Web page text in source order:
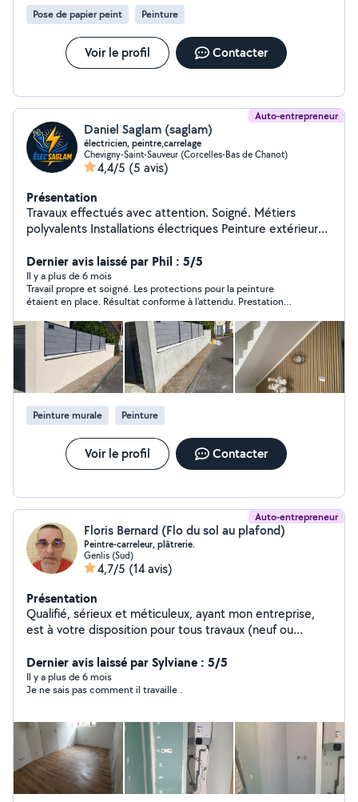
Pose de papier peint Peinture
Voir le profil Contacter
Auto-entrepreneur
Daniel Saglam (saglam)
électricien, peintre,carrelage
Chevigny-Saint-Sauveur (Corcelles-Bas de Chanot)
4,4/5 (5 avis)
Présentation
Travaux effectués avec attention. Soigné. Métiers
polyvalents Installations électriques Peinture extérieur
Dernier avis laissé par Phil : 5/5
Il y a plus de 6 mois
Travail propre et soigné. Les protections pour la peinture
étaient en place. Résultat conforme à l'attendu. Prestation
Peinture murale Peinture
Voir le profil Contacter
Auto-entrepreneur
Floris Bernard (Flo du sol au plafond)
Peintre-carreleur, plâtrerie.
Genlis (Sud)
4,7/5 (14 avis)
Présentation
Qualifié, sérieux et méticuleux, ayant mon entreprise,
est à votre disposition pour tous travaux (neuf ou
rénovation neuf bande,ratissage,poncage. Carrelage,
faïence. Parquet, Lino...
Dernier avis laissé par Sylviane : 5/5
Il y a plus de 6 mois
Je ne sais pas comment il travaille .